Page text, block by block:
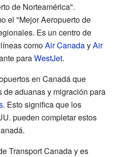
de Norteamérica".
el "Mejor Aeropuerto de
Es un centro de
comoAir CanadayAir
paraWestJet.
en Canadá que
aduanas y migración para
. Esto significa que los
pueden completar estos
Transport Canada y es